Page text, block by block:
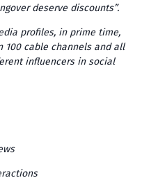
deserve discounts”.
profiles, in prime time,
100 cable channels and all
influencers in social